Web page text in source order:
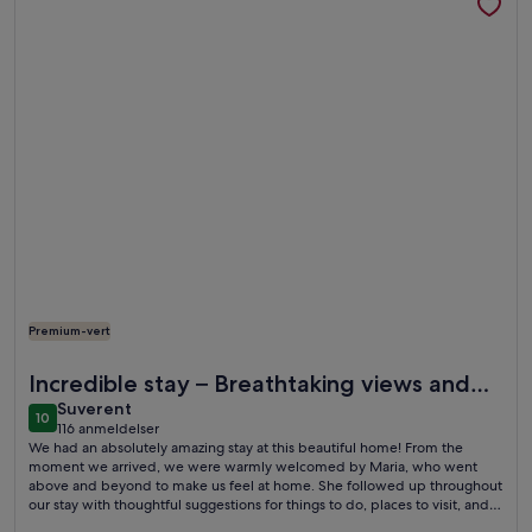
Premium-vert
Incredible stay – Breathtaking views and
outstanding hospitality!
1010 av 10
Suverent
suverent
116 anmeldelser
(116
anmeldelser)
We had an absolutely amazing stay at this beautiful home! From the
moment we arrived, we were warmly welcomed by Maria, who went
above and beyond to make us feel at home. She followed up throughout
our stay with thoughtful suggestions for things to do, places to visit, and